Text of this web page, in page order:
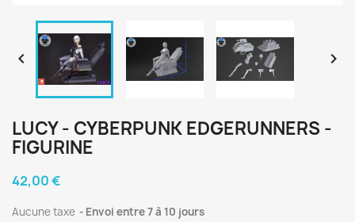
 
LUCY - CYBERPUNK EDGERUNNERS -
FIGURINE
42,00 €
Aucune taxe Envoi entre 7 à 10 jours